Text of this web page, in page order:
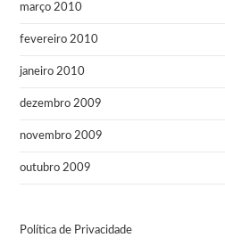
março 2010
fevereiro 2010
janeiro 2010
dezembro 2009
novembro 2009
outubro 2009
Política de Privacidade